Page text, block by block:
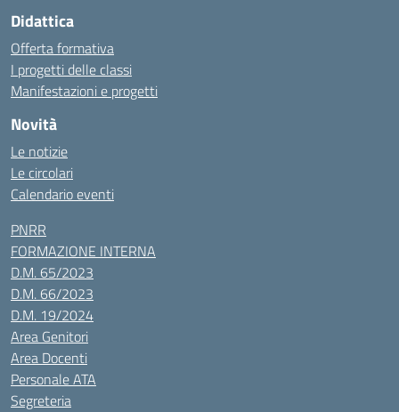
Didattica
Offerta formativa
I progetti delle classi
Manifestazioni e progetti
Novità
Le notizie
Le circolari
Calendario eventi
PNRR
FORMAZIONE INTERNA
D.M. 65/2023
D.M. 66/2023
D.M. 19/2024
Area Genitori
Area Docenti
Personale ATA
Segreteria